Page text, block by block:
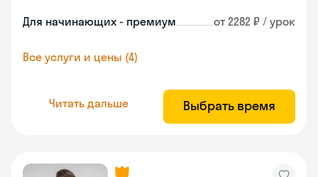
Для начинающих - премиум от 2282 ₽ / урок
Все услуги и цены (4)
Читать дальше Выбрать время